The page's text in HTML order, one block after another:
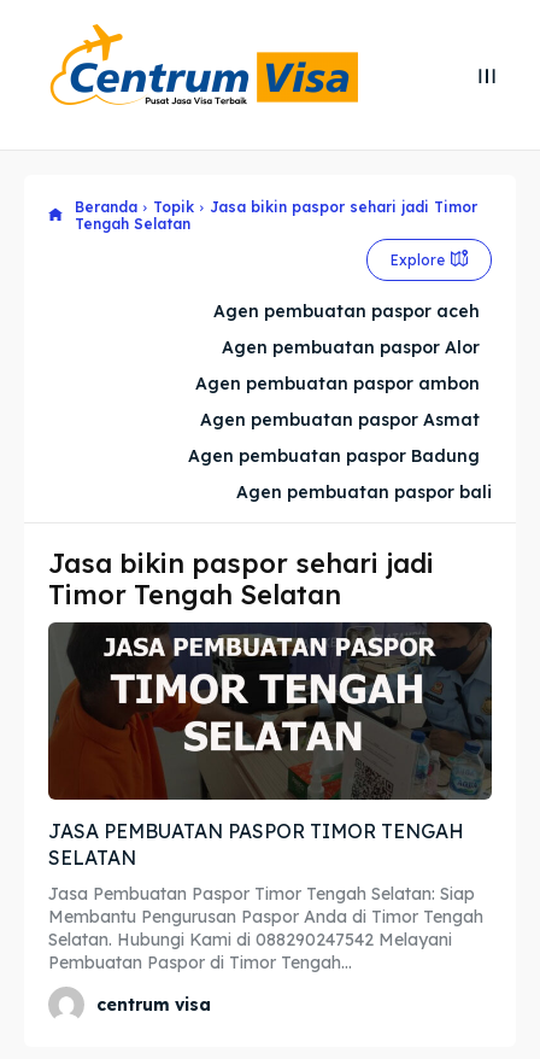
Cari
Cari
Explore our destinations
Imta
Legalisir
Apostille
Penerjemah
Asuransi
Blog
Cari
Explore our destinations
Imta
Legalisir
Apostille
Penerjemah
Asuransi
Blog
Cari
Beranda Topik
Jasa bikin paspor sehari jadi Timor
Tengah Selatan
Explore
Agen pembuatan paspor aceh
Agen pembuatan paspor Alor
Agen pembuatan paspor ambon
Agen pembuatan paspor Asmat
Agen pembuatan paspor Badung
Agen pembuatan paspor bali
Jasa bikin paspor sehari jadi
Timor Tengah Selatan
JASA PEMBUATAN PASPOR TIMOR TENGAH
SELATAN
Jasa Pembuatan Paspor Timor Tengah Selatan: Siap
Membantu Pengurusan Paspor Anda di Timor Tengah
Selatan. Hubungi Kami di 088290247542 Melayani
Pembuatan Paspor di Timor Tengah...
centrum visa